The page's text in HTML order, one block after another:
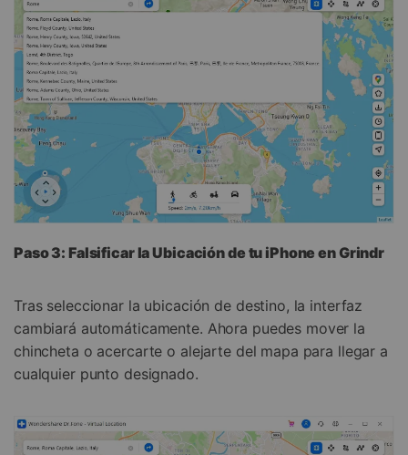
Paso 3: Falsificar la Ubicación de tu iPhone en Grindr
Tras seleccionar la ubicación de destino, la interfaz
cambiará automáticamente. Ahora puedes mover la
chincheta o acercarte o alejarte del mapa para llegar a
cualquier punto designado.